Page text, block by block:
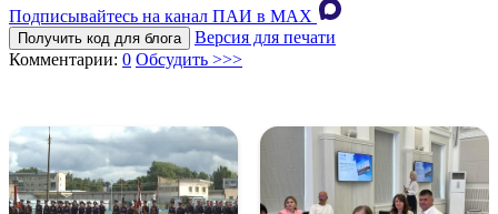
Подписывайтесь на канал ПАИ в MAХ
Получить код для блога
Версия для печати
Комментарии: 0 Обсудить >>>